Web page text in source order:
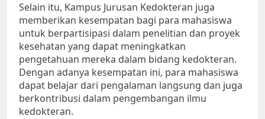
Selain itu, Kampus Jurusan Kedokteran juga
memberikan kesempatan bagi para mahasiswa
untuk berpartisipasi dalam penelitian dan proyek
kesehatan yang dapat meningkatkan
pengetahuan mereka dalam bidang kedokteran.
Dengan adanya kesempatan ini, para mahasiswa
dapat belajar dari pengalaman langsung dan juga
berkontribusi dalam pengembangan ilmu
kedokteran.